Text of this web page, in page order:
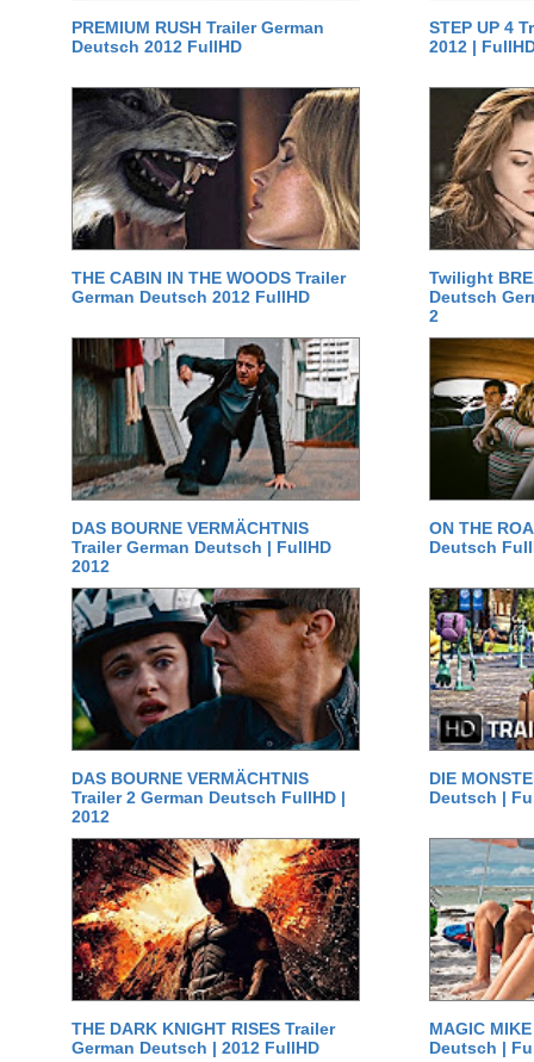
PREMIUM RUSH Trailer German
Deutsch 2012 FullHD
STEP UP 4
2012 |
THE CABIN IN THE WOODS Trailer
German Deutsch 2012 FullHD
Twilight
Deutsch
2
DAS BOURNE VERMÄCHTNIS
Trailer German Deutsch | FullHD
2012
ON THE
Deutsch
DAS BOURNE VERMÄCHTNIS
Trailer 2 German Deutsch FullHD |
2012
DIE
Deutsch |
THE DARK KNIGHT RISES Trailer
German Deutsch | 2012 FullHD
MAGIC
Deutsch |